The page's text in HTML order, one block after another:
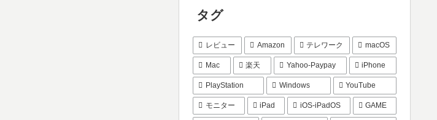
タグ
レビュー Amazon テレワーク macOS
Mac 楽天 Yahoo-Paypay iPhone
PlayStation Windows YouTube
モニター iPad iOS-iPadOS GAME